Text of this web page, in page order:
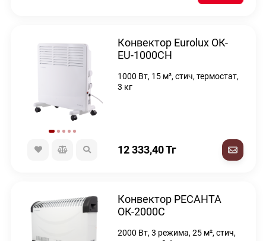
Конвектор Eurolux ОК-
EU-1000CH
1000 Вт, 15 м², стич, термостат,
3 кг
12 333,40Тг
Конвектор РЕСАНТА
ОК-2000С
2000 Вт, 3 режима, 25 м², стич,